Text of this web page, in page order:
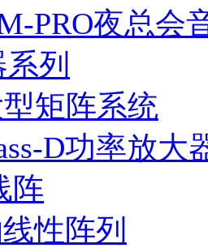
PRO夜总会
系列
矩阵系统
D功率放大
阵
性阵列